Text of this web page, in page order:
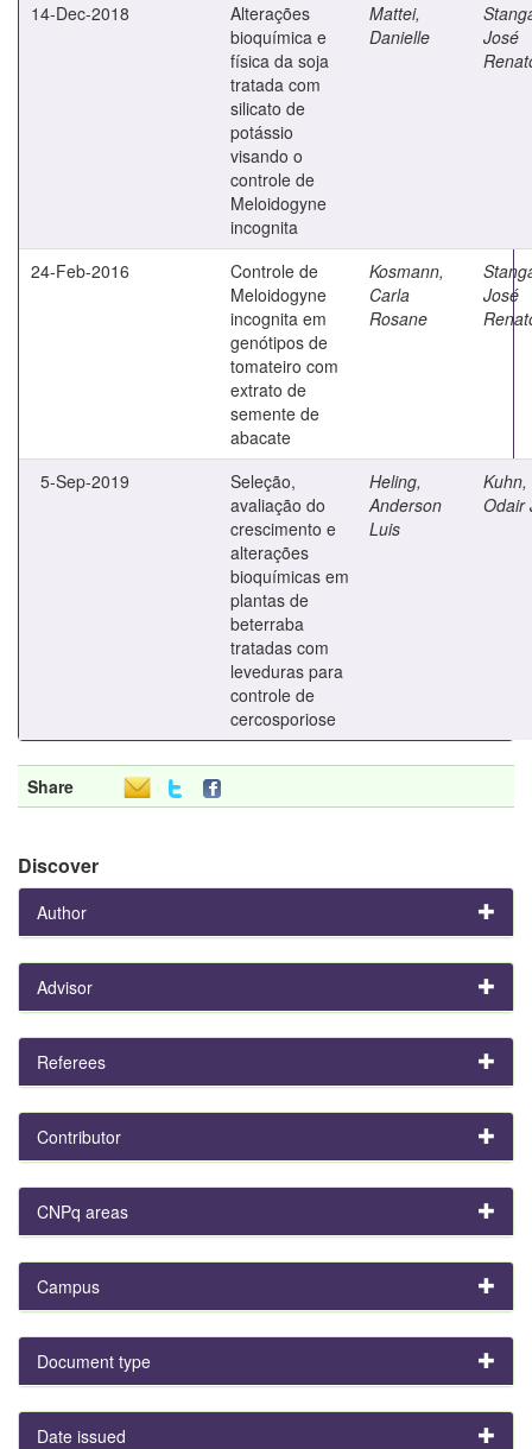
14-Dec-2018
Alterações
bioquímica e
física da soja
tratada com
silicato de
potássio
visando o
controle de
Meloidogyne
incognita
Mattei,
Danielle
José
24-Feb-2016
Controle de
Meloidogyne
incognita em
genótipos de
tomateiro com
extrato de
semente de
abacate
Kosmann,
Carla
Rosane
José
5-Sep-2019
Seleção,
avaliação do
crescimento e
alterações
bioquímicas em
plantas de
beterraba
tratadas com
leveduras para
controle de
cercosporiose
Heling,
Anderson
Luis
Kuhn,
Odair
Share
Discover
Author
Advisor
Referees
Contributor
CNPq areas
Campus
Document type
Date issued